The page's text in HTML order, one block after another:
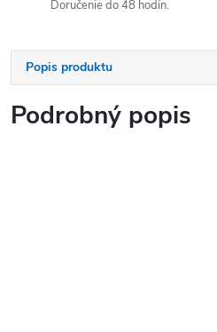
Doručenie do 48 hodín.
Popis produktu
Podrobný popis